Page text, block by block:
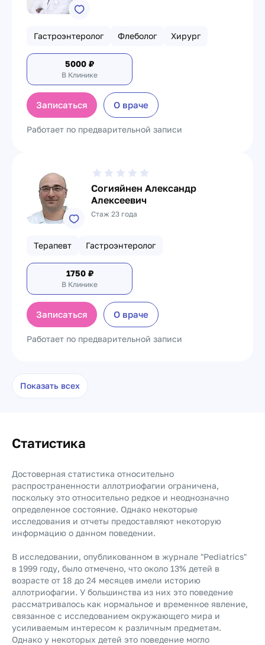
Гастроэнтеролог Флеболог Хирург
5000 ₽
В Клинике
Записаться О враче
Работает по предварительной записи
Согияйнен Александр
Алексеевич
Стаж 23 года
Терапевт Гастроэнтеролог
1750₽
В Клинике
Записаться О враче
Работает по предварительной записи
Показать всех
Статистика
Достоверная статистика относительно
распространенности аллотриофагии ограничена,
поскольку это относительно редкое и неоднозначно
определенное состояние. Однако некоторые
исследования и отчеты предоставляют некоторую
информацию о данном поведении.
В исследовании, опубликованном в журнале "Pediatrics"
в 1999 году, было отмечено, что около 13% детей в
возрасте от 18 до 24 месяцев имели историю
аллотриофагии. У большинства из них это поведение
рассматривалось как нормальное и временное явление,
связанное с исследованием окружающего мира и
усиливаемым интересом к различным предметам.
Однако у некоторых детей это поведение могло